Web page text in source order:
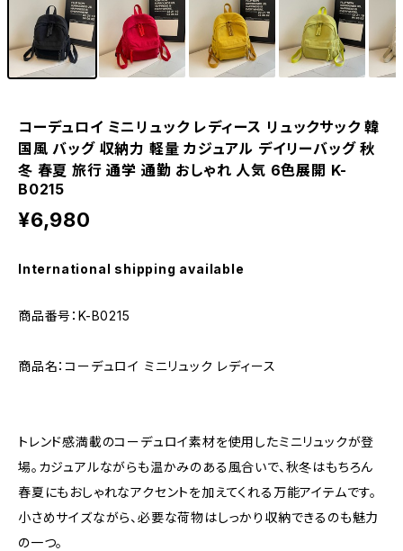
コーデュロイ ミニリュック レディース リュックサック 韓
国風 バッグ 収納力 軽量 カジュアル デイリーバッグ 秋
冬 春夏 旅行 通学 通勤 おしゃれ 人気 6色展開 K-
B0215
¥6,980
International shipping available
商品番号：K-B0215
商品名：コーデュロイ ミニリュック レディース
トレンド感満載のコーデュロイ素材を使用したミニリュックが登
場。カジュアルながらも温かみのある風合いで、秋冬はもちろん
春夏にもおしゃれなアクセントを加えてくれる万能アイテムです。
小さめサイズながら、必要な荷物はしっかり収納できるのも魅力
の一つ。